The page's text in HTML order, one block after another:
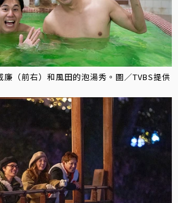
（前右）和風田的泡湯秀。圖／TVBS提供